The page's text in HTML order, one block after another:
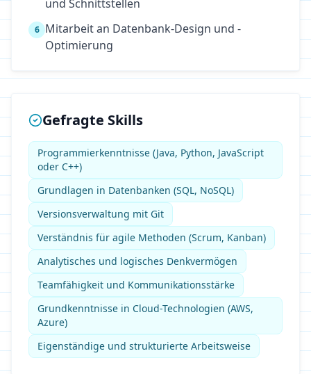
und Schnittstellen
6 Mitarbeit an Datenbank-Design und -
Optimierung
Gefragte Skills
Programmierkenntnisse (Java, Python, JavaScript
oder C++)
Grundlagen in Datenbanken (SQL, NoSQL)
Versionsverwaltung mit Git
Verständnis für agile Methoden (Scrum, Kanban)
Analytisches und logisches Denkvermögen
Teamfähigkeit und Kommunikationsstärke
Grundkenntnisse in Cloud-Technologien (AWS,
Azure)
Eigenständige und strukturierte Arbeitsweise